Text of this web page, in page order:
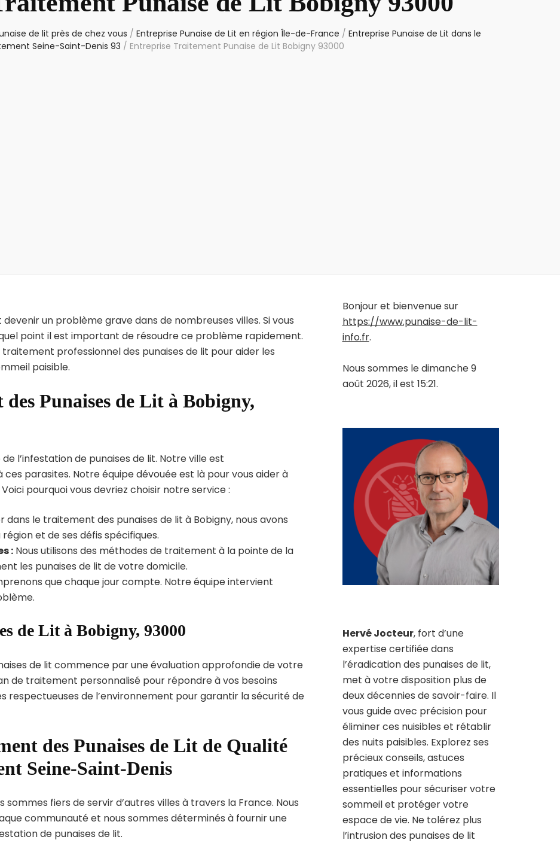
de lit près de chez vous / Entreprise Punaise de Lit en région Île-de-France / Entreprise Punaise de Lit dans le
Seine-Saint-Denis 93 / Entreprise Traitement Punaise de Lit Bobigny 93000
un problème grave dans de nombreuses villes. Si vous
point il est important de résoudre ce problème rapidement.
professionnel des punaises de lit pour aider les
paisible.
Punaises de Lit à Bobigny,
l’infestation de punaises de lit. Notre ville est
parasites. Notre équipe dévouée est là pour vous aider à
pourquoi vous devriez choisir notre service :
dans le traitement des punaises de lit à Bobigny, nous avons
et de ses défis spécifiques.
: Nous utilisons des méthodes de traitement à la pointe de la
les punaises de lit de votre domicile.
que chaque jour compte. Notre équipe intervient
de Lit à Bobigny, 93000
de lit commence par une évaluation approfondie de votre
de traitement personnalisé pour répondre à vos besoins
respectueuses de l’environnement pour garantir la sécurité de
des Punaises de Lit de Qualité
Seine-Saint-Denis
sommes fiers de servir d’autres villes à travers la France. Nous
communauté et nous sommes déterminés à fournir une
de punaises de lit.
Bonjour et bienvenue sur
https://www.punaise-de-lit-
info.fr.
Nous sommes le dimanche 9
août 2026, il est 15:21.
Hervé Jocteur, fort d’une
expertise certifiée dans
l’éradication des punaises de lit,
met à votre disposition plus de
deux décennies de savoir-faire. Il
vous guide avec précision pour
éliminer ces nuisibles et rétablir
des nuits paisibles. Explorez ses
précieux conseils, astuces
pratiques et informations
essentielles pour sécuriser votre
sommeil et protéger votre
espace de vie. Ne tolérez plus
l’intrusion des punaises de lit